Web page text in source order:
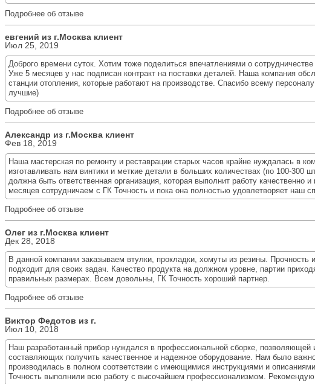
Подробнее об отзыве
евгений из г.Москва клиент
Июл 25, 2019
Доброго времени суток. Хотим тоже поделиться впечатлениями о
Уже 5 месяцев у нас подписан контракт на поставки деталей. Наша компания
станции отопления, которые работают на производстве. Спасибо всему
лучшие)
Подробнее об отзыве
Александр из г.Москва клиент
Фев 18, 2019
Наша мастерская по ремонту и реставрации старых часов крайне нуждалась в
изготавливать нам винтики и меткие детали в больших количествах (по 100-300
должна быть ответственная организация, которая выполнит работу качественно
месяцев сотрудничаем с ГК Точность и пока она полностью удовлетворяет наш
Подробнее об отзыве
Олег из г.Москва клиент
Дек 28, 2018
В данной компании заказываем втулки, прокладки, хомуты из резины. Прочность
подходит для своих задач. Качество продукта на должном уровне, партии
правильных размерах. Всем довольны, ГК Точность хороший партнер.
Подробнее об отзыве
Виктор Федотов из г.
Июл 10, 2018
Наш разработанный прибор нуждался в профессиональной сборке,
составляющих получить качественное и надежное оборудование. Нам было
производилась в полном соответствии с имеющимися инструкциями и
Точность выполнили всю работу с высочайшем профессионализмом.